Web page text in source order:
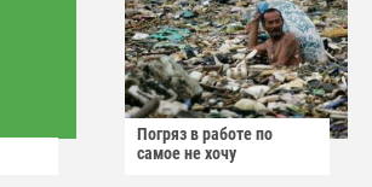
Погряз в работе по
самое не хочу